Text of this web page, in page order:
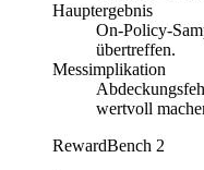
Hauptergebnis
On-Policy-
übertreffen.
Messimplikation
wertvoll
RewardBench 2